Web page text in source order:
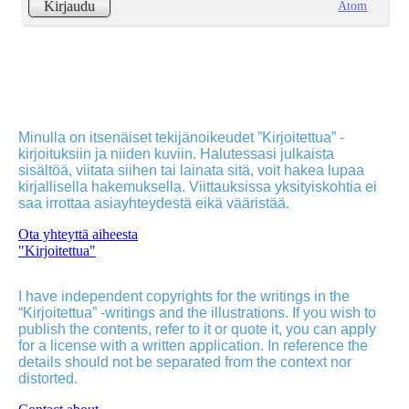
Kirjaudu Atom
Minulla on itsenäiset tekijänoikeudet ”Kirjoitettua” -
kirjoituksiin ja niiden kuviin. Halutessasi julkaista
sisältöä, viitata siihen tai lainata sitä, voit hakea lupaa
kirjallisella hakemuksella. Viittauksissa yksityiskohtia ei
saa irrottaa asiayhteydestä eikä vääristää.
Ota yhteyttä aiheesta
"Kirjoitettua"
I have independent copyrights for the writings in the
“Kirjoitettua” -writings and the illustrations. If you wish to
publish the contents, refer to it or quote it, you can apply
for a license with a written application. In reference the
details should not be separated from the context nor
distorted.